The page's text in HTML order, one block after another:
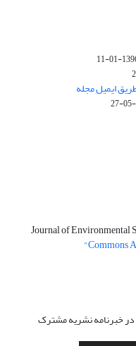
1396-
ایمیل مجله
Journal of Environmental
Commons
در خبرنامه نشریه مشترک